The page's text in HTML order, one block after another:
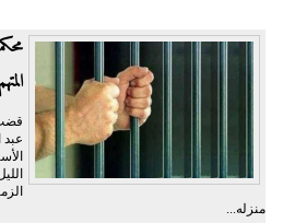
منزله...